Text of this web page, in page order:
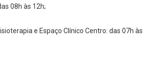
08h às 12h;
e Espaço Clínico Centro: das 07h às